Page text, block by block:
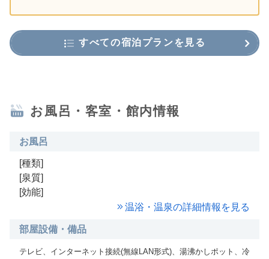
すべての宿泊プランを見る
お風呂・客室・館内情報
お風呂
[種類]
[泉質]
[効能]
温浴・温泉の詳細情報を見る
部屋設備・備品
テレビ、インターネット接続(無線LAN形式)、湯沸かしポット、冷